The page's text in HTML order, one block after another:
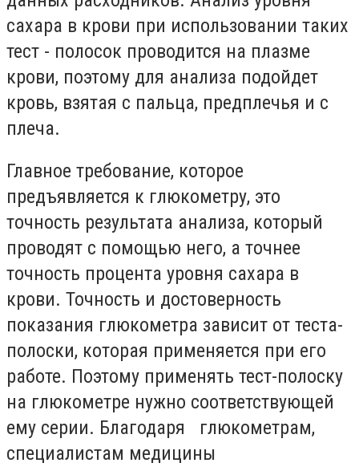
сахара в крови при использовании таких
тест - полосок проводится на плазме
крови, поэтому для анализа подойдет
кровь, взятая с пальца, предплечья и с
плеча.
Главное требование, которое
предъявляется к глюкометру, это
точность результата анализа, который
проводят с помощью него, а точнее
точность процента уровня сахара в
крови. Точность и достоверность
показания глюкометра зависит от теста-
полоски, которая применяется при его
работе. Поэтому применять тест-полоску
на глюкометре нужно соответствующей
ему серии. Благодаря глюкометрам,
специалистам медицины